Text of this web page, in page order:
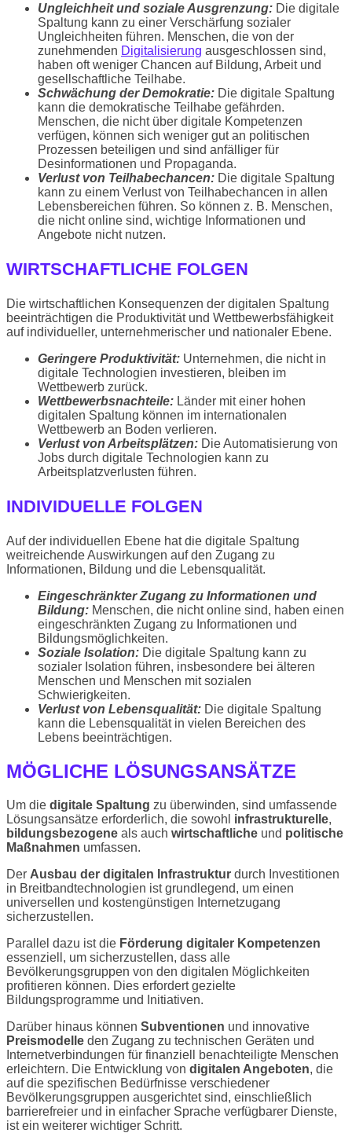
Ungleichheit und soziale Ausgrenzung: Die digitale
Spaltung kann zu einer Verschärfung sozialer
Ungleichheiten führen. Menschen, die von der
zunehmenden Digitalisierung ausgeschlossen sind,
haben oft weniger Chancen auf Bildung, Arbeit und
gesellschaftliche Teilhabe.
Schwächung der Demokratie: Die digitale Spaltung
kann die demokratische Teilhabe gefährden.
Menschen, die nicht über digitale Kompetenzen
verfügen, können sich weniger gut an politischen
Prozessen beteiligen und sind anfälliger für
Desinformationen und Propaganda.
Verlust von Teilhabechancen: Die digitale Spaltung
kann zu einem Verlust von Teilhabechancen in allen
Lebensbereichen führen. So können z. B. Menschen,
die nicht online sind, wichtige Informationen und
Angebote nicht nutzen.
WIRTSCHAFTLICHE FOLGEN
Die wirtschaftlichen Konsequenzen der digitalen Spaltung
beeinträchtigen die Produktivität und Wettbewerbsfähigkeit
auf individueller, unternehmerischer und nationaler Ebene.
Geringere Produktivität: Unternehmen, die nicht in
digitale Technologien investieren, bleiben im
Wettbewerb zurück.
Wettbewerbsnachteile: Länder mit einer hohen
digitalen Spaltung können im internationalen
Wettbewerb an Boden verlieren.
Verlust von Arbeitsplätzen: Die Automatisierung von
Jobs durch digitale Technologien kann zu
Arbeitsplatzverlusten führen.
INDIVIDUELLE FOLGEN
Auf der individuellen Ebene hat die digitale Spaltung
weitreichende Auswirkungen auf den Zugang zu
Informationen, Bildung und die Lebensqualität.
Eingeschränkter Zugang zu Informationen und
Bildung: Menschen, die nicht online sind, haben einen
eingeschränkten Zugang zu Informationen und
Bildungsmöglichkeiten.
Soziale Isolation: Die digitale Spaltung kann zu
sozialer Isolation führen, insbesondere bei älteren
Menschen und Menschen mit sozialen
Schwierigkeiten.
Verlust von Lebensqualität: Die digitale Spaltung
kann die Lebensqualität in vielen Bereichen des
Lebens beeinträchtigen.
MÖGLICHE LÖSUNGSANSÄTZE
Um die digitale Spaltung zu überwinden, sind umfassende
Lösungsansätze erforderlich, die sowohl infrastrukturelle,
bildungsbezogene als auch wirtschaftliche und politische
Maßnahmen umfassen.
Der Ausbau der digitalen Infrastruktur durch Investitionen
in Breitbandtechnologien ist grundlegend, um einen
universellen und kostengünstigen Internetzugang
sicherzustellen.
Parallel dazu ist die Förderung digitaler Kompetenzen
essenziell, um sicherzustellen, dass alle
Bevölkerungsgruppen von den digitalen Möglichkeiten
profitieren können. Dies erfordert gezielte
Bildungsprogramme und Initiativen.
Darüber hinaus können Subventionen und innovative
Preismodelle den Zugang zu technischen Geräten und
Internetverbindungen für finanziell benachteiligte Menschen
erleichtern. Die Entwicklung von digitalen Angeboten, die
auf die spezifischen Bedürfnisse verschiedener
Bevölkerungsgruppen ausgerichtet sind, einschließlich
barrierefreier und in einfacher Sprache verfügbarer Dienste,
ist ein weiterer wichtiger Schritt.